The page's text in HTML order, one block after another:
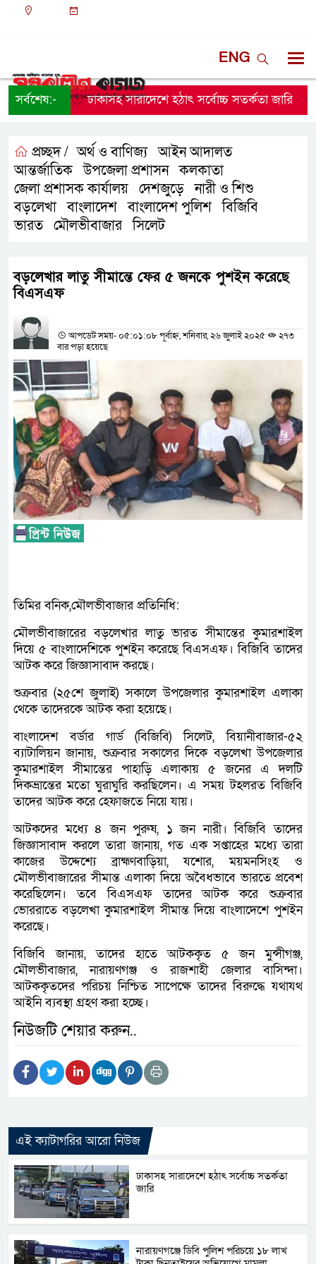
ENG
সর্বশেষ:- ঢাকাসহ সারাদেশে হঠাৎ সর্বোচ্চ সতর্কতা জা‌রি
প্রচ্ছদ / অর্থ ও বাণিজ্য ,আইন আদালত
আন্তর্জাতিক ,উপজেলা প্রশাসন ,কলকাতা
জেলা প্রশাসক কার্যালয় দেশজুড়ে ,নারী ও শিশু
বড়লেখা ,বাংলাদেশ ,বাংলাদেশ পুলিশ ,বিজিবি
ভারত মৌলভীবাজার ,সিলেট
বড়লেখার লাতু সীমান্তে ফের ৫ জনকে পুশইন করেছে
বিএসএফ
আপডেট সময়- ০৫:০১:০৮ পূর্বাহ্ন, শনিবার, ২৬ জুলাই ২০২৫
২৭৩
বার পড়া হয়েছে
তিমির বনিক,মৌলভীবাজার প্রতিনিধি:
মৌলভীবাজারের বড়লেখার লাতু ভারত সীমান্তের কুমারশাইল
দিয়ে ৫ বাংলাদেশিকে পুশইন করেছে বিএসএফ। বিজিবি তাদের
আটক করে জিজ্ঞাসাবাদ করছে।
শুক্রবার (২৫শে জুলাই) সকালে উপজেলার কুমারশাইল এলাকা
থেকে তাদেরকে আটক করা হয়েছে।
বাংলাদেশ বর্ডার গার্ড (বিজিবি) সিলেট, বিয়ানীবাজার-৫২
ব্যাটালিয়ন জানায়, শুক্রবার সকালের দিকে বড়লেখা উপজেলার
কুমারশাইল সীমান্তের পাহাড়ি এলাকায় ৫ জনের এ দলটি
দিকভ্রান্তের মতো ঘুরাঘুরি করছিলেন। এ সময় টহলরত বিজিবি
তাদের আটক করে হেফাজতে নিয়ে যায়।
আটকদের মধ্যে ৪ জন পুরুষ, ১ জন নারী। বিজিবি তাদের
জিজ্ঞাসাবাদ করলে তারা জানায়, গত এক সপ্তাহের মধ্যে তারা
কাজের উদ্দেশ্যে ব্রাহ্মণবাড়িয়া, যশোর, ময়মনসিংহ ও
মৌলভীবাজারের সীমান্ত এলাকা দিয়ে অবৈধভাবে ভারতে প্রবেশ
করেছিলেন। তবে বিএসএফ তাদের আটক করে শুক্রবার
ভোররাতে বড়লেখা কুমারশাইল সীমান্ত দিয়ে বাংলাদেশে পুশইন
করেছে।
বিজিবি জানায়, তাদের হাতে আটককৃত ৫ জন মুন্সীগঞ্জ,
মৌলভীবাজার, নারায়ণগঞ্জ ও রাজশাহী জেলার বাসিন্দা।
আটককৃতদের পরিচয় নিশ্চিত সাপেক্ষে তাদের বিরুদ্ধে যথাযথ
আইনি ব্যবস্থা গ্রহণ করা হচ্ছে।
নিউজটি শেয়ার করুন..
এই ক্যাটাগরির আরো নিউজ
ঢাকাসহ সারাদেশে হঠাৎ সর্বোচ্চ সতর্কতা
জা‌রি
নারায়ণগঞ্জে ডিবি পুলিশ পরিচয়ে ১৮ লাখ